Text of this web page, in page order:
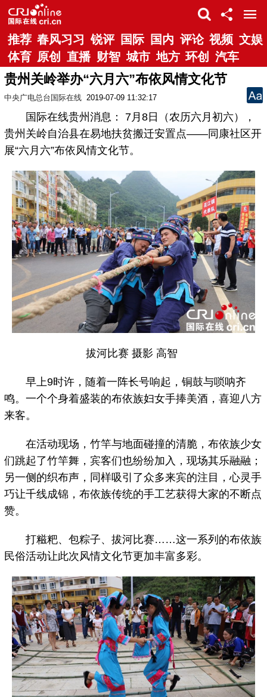
推荐 春风习习 锐评 国际 国内 评论 视频 文娱
体育 原创 直播 财智 城市 地方 环创 汽车
贵州关岭举办“六月六”布依风情文化节
中央广电总台国际在线 2019-07-09 11:32:17
国际在线贵州消息： 7月8日（农历六月初六），
贵州关岭自治县在易地扶贫搬迁安置点——同康社区开
展“六月六”布依风情文化节。
拔河比赛 摄影 高智
早上9时许，随着一阵长号响起，铜鼓与唢呐齐
鸣。一个个身着盛装的布依族妇女手捧美酒，喜迎八方
来客。
在活动现场，竹竿与地面碰撞的清脆，布依族少女
们跳起了竹竿舞，宾客们也纷纷加入，现场其乐融融；
另一侧的织布声，同样吸引了众多来宾的注目，心灵手
巧让千线成锦，布依族传统的手工艺获得大家的不断点
赞。
打糍粑、包粽子、拔河比赛……这一系列的布依族
民俗活动让此次风情文化节更加丰富多彩。